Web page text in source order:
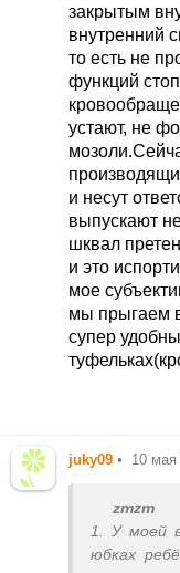
закрытым
внутренний
то есть не
функций
устают, не
и несут
выпускают
шквал
и это
мое
мы прыгаем
супер
juky09 • 10 мая
zmzm
1. У моей
юбках